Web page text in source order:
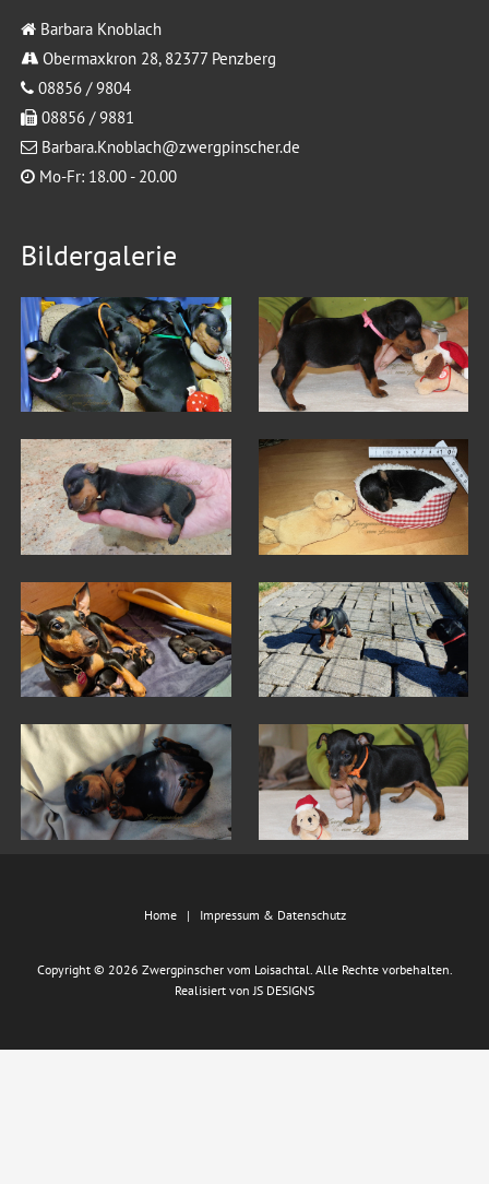
Barbara Knoblach
Obermaxkron 28, 82377 Penzberg
08856 / 9804
08856 / 9881
Barbara.Knoblach@zwergpinscher.de
Mo-Fr: 18.00 - 20.00
Bildergalerie
Home Impressum & Datenschutz
Copyright © 2026 Zwergpinscher vom Loisachtal. Alle Rechte vorbehalten.
Realisiert von JS DESIGNS